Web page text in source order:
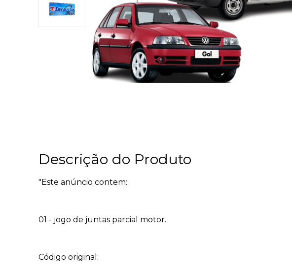
Descrição do Produto
"Este anúncio contem:
01 - jogo de juntas parcial motor.
Código original: